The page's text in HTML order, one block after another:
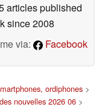
articles published
since 2008
via:
Facebook
ordiphones >
nouvelles 2026 06 >